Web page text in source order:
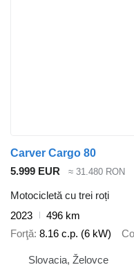
Carver Cargo 80
5.999 EUR
≈ 31.480 RON
Motocicletă cu trei roți
2023
496 km
Forţă 8.16 c.p. (6 kW)
Slovacia, Želovce